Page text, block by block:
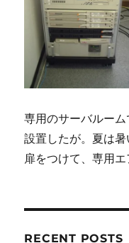
専用のサーバルー
設置したが。夏は
扉をつけて、専用エ
RECENT POSTS